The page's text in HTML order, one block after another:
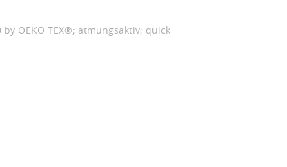
by OEKO TEX®; atmungsaktiv; quick